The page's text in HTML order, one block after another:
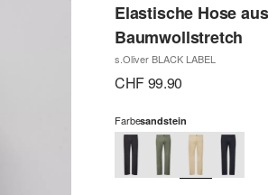
Elastische Hose
Baumwollstretch
s.Oliver BLACK LABEL
CHF 99.90
Farbesandstein